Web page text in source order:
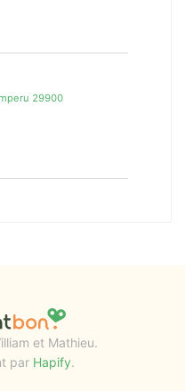
29900
et Mathieu.
par Hapify.